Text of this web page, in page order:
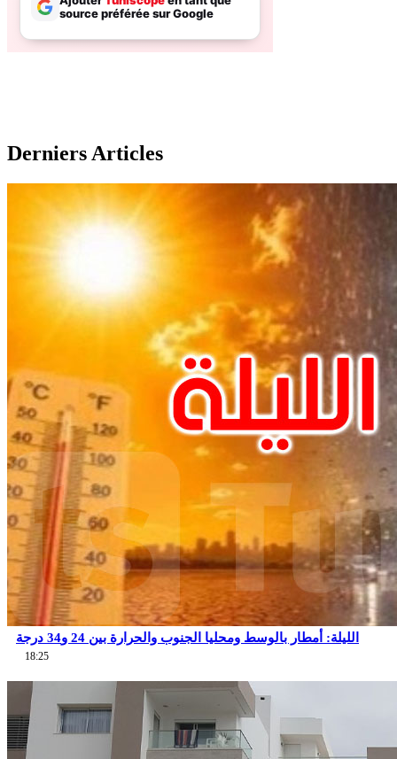
Derniers Articles
الليلة: أمطار بالوسط ومحليا الجنوب والحرارة بين 24 و34 درجة
18:25